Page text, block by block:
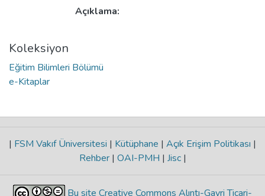
Açıklama:
Koleksiyon
Eğitim Bilimleri Bölümü
e-Kitaplar
| FSM Vakıf Üniversitesi | Kütüphane | Açık Erişim Politikası |
Rehber | OAI-PMH | Jisc |